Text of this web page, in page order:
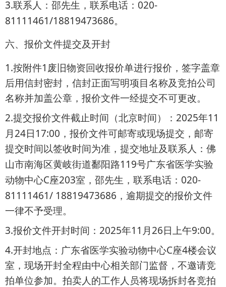
3.联系人：邵先生，联系电话： 020-
81111461/18819473686。
六、报价文件提交及开封
1.按附件1 废旧物资回收报价单进行报价，签字盖章
后用信封密封，信封正面写明项目名称及竞拍公司
名称并加盖公章，报价文件一经提交不可更改。
2.提交报价文件截止时间（北京时间）： 2025年11
月 24日 17:00 ，报价文件可邮寄或现场提交，邮寄
提交时间以签收时间为准，提交地址及联系人：佛
山市南海区黄岐街道鄱阳路119号广东省医学实验
动物中心C座203室，邵先生，联系电话： 020-
81111461/ 18819473686 ，逾期提交的报价文件
一律不予受理。
3.报价文件开封时间： 2025年11 月 26 日上午9:00。
4.开封地点：广东省医学实验动物中心C座4楼会议
室，现场开封全程由中心相关部门监督，不邀请竞
拍单位参加。拍卖人的工作人员将现场拆封各竞拍